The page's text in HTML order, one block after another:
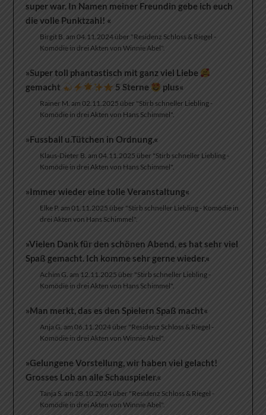
super war. In Namen meiner Freundin gebe ich euch
die volle Punktzahl! ️«
Birgit B. am 04.11.2024 über "Residenz Schloss & Riegel -
Komödie in drei Akten von Winnie Abel".
»Super toll phantastisch mit ganz viel Liebe
gemacht
5 Sterne plus«
Rainer M. am 02.11.2025 über "Stirb schneller Liebling -
Komödie in drei Akten von Hans Schimmel".
»Fussball u.Tütchen in Ordnung.«
Klaus-Dieter B. am 04.11.2025 über "Stirb schneller Liebling -
Komödie in drei Akten von Hans Schimmel".
»Immer wieder eine tolle Veranstaltung«
Elke P. am 01.11.2025 über "Stirb schneller Liebling - Komödie in
drei Akten von Hans Schimmel".
»Vielen Dank für den schönen Abend, es hat sehr viel
Spaß gemacht. Ich komme sehr gerne wieder.«
Achim G. am 12.11.2025 über "Stirb schneller Liebling -
Komödie in drei Akten von Hans Schimmel".
»Man merkt, das es den Spielern Spaß macht«
Anja G. am 06.11.2024 über "Residenz Schloss & Riegel -
Komödie in drei Akten von Winnie Abel".
»Gelungene Vorstellung, wir haben viel gelacht!
Grosses Lob an alle Schauspieler.«
Tanja S. am 28.10.2024 über "Residenz Schloss & Riegel -
Komödie in drei Akten von Winnie Abel".